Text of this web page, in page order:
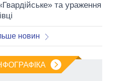
та ураження
новин